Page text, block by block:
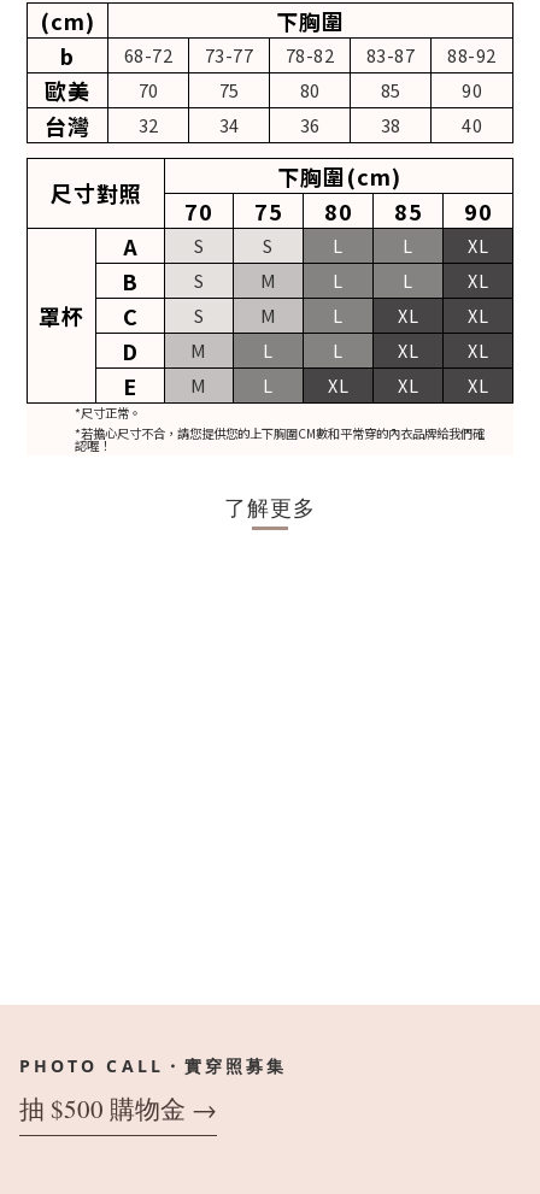
(cm)
下胸圍
b
68-72 73-77 78-82 83-87 88-92
歐美 70 75 80 85 90
台灣 32 34 36 38 40
尺寸對照
下胸圍(cm)
70
75 80 85 90
罩杯
A S S L L XL
B S M L L XL
C S M L XL XL
D M L L XL XL
E M L XL XL XL
*尺寸正常。
*若擔心尺寸不合，請您提供您的上下胸圍CM數和平常穿的內衣品牌給我們確
認喔！
了解更多
PHOTO CALL・實穿照募集
抽 $500 購物金 →